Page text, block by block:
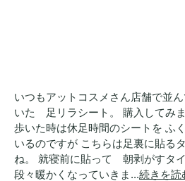
いつもアットコスメさん店舗で並
いた 足リラシート。 購入してみ
歩いた時は休足時間のシートを ふ
いるのですが こちらは足裏に貼る
ね。 就寝前に貼って 朝剥がすタ
段々暖かくなっていきま...続きを読